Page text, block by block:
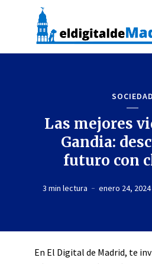
SOCIEDAD
Las mejores
Gandia:
futuro con
3 min lectura enero 24, 2024
En El Digital de Madrid, te